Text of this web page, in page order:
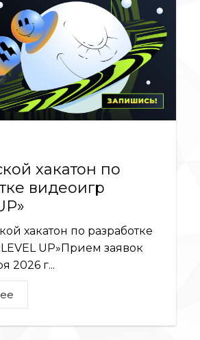
хакатон по
видеоигр
хакатон по разработке
UP»Прием заявок
2026 г...